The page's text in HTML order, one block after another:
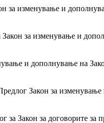
за изменување и
за изменување и
и дополнување на
Закон за
за Закон за договорите за